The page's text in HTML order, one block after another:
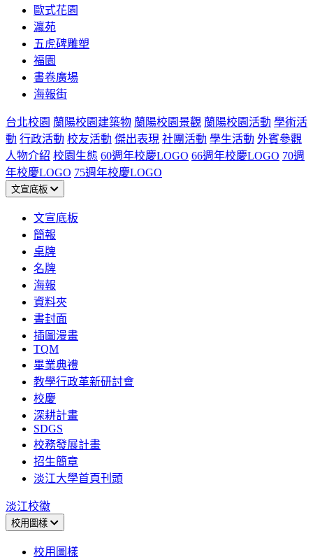
歐式花園
瀛苑
五虎碑雕塑
福園
書卷廣場
海報街
台北校園 蘭陽校園建築物 蘭陽校園景觀 蘭陽校園活動 學術活
動 行政活動 校友活動 傑出表現 社團活動 學生活動 外賓參觀
人物介紹 校園生態 60週年校慶LOGO 66週年校慶LOGO 70週
年校慶LOGO 75週年校慶LOGO
文宣底板
文宣底板
簡報
桌牌
名牌
海報
資料夾
書封面
插圖漫畫
TQM
畢業典禮
教學行政革新研討會
校慶
深耕計畫
SDGS
校務發展計畫
招生簡章
淡江大學首頁刊頭
淡江校徽
校用圖樣
校用圖樣